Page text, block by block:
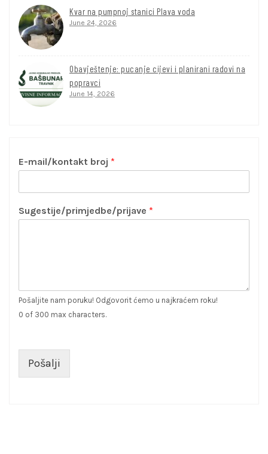
Kvar na pumpnoj stanici Plava voda
June 24, 2026
Obavještenje: pucanje cijevi i planirani radovi na
popravci
June 14, 2026
E-mail/kontakt broj *
Sugestije/primjedbe/prijave *
Pošaljite nam poruku! Odgovorit ćemo u najkraćem roku!
0 of 300 max characters.
Pošalji